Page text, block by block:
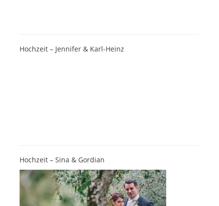
Hochzeit – Jennifer & Karl-Heinz
Hochzeit – Sina & Gordian